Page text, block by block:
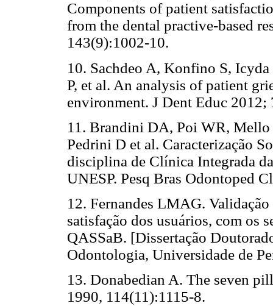
Components of patient
from the dental practive-based
143(9):1002-10.
10. Sachdeo A, Konfino S,
P, et al. An analysis of patient
environment. J Dent Educ
11. Brandini DA, Poi WR,
Pedrini D et al. Caracterização
disciplina de Clínica Integrada
UNESP. Pesq Bras Odontoped
12. Fernandes LMAG.
satisfação dos usuários, com os
QASSaB. [Dissertação
Odontologia, Universidade de
13. Donabedian A. The seven
1990, 114(11):1115-8.